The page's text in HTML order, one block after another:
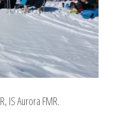
IS Aurora FMR.